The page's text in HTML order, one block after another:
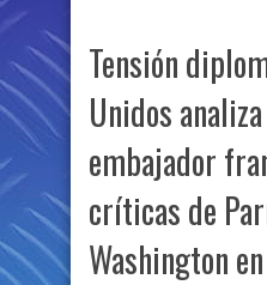
Tensión
Unidos
embajador
críticas de
Washington